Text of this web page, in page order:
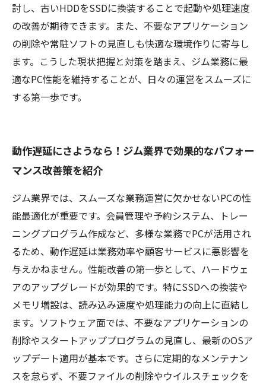
討し、古いHDDをSSDに換装することで起動や処理速度
の改善が期待できます。また、不要なアプリケーション
の削除や常駐ソフトの見直しも快適な環境作りに寄与し
ます。こうした現状把握と対策を踏まえ、ジム業務に最
適なPC性能を維持することが、日々の運営をスムーズに
する第一歩です。
動作遅延にさようなら！ジム業界で効果的なパフォー
マンス改善策を紹介
ジム業界では、スムーズな業務運営に欠かせないPCの性
能最適化が重要です。会員管理や予約システム、トレー
ニングプログラム作成など、多様な業務でPCが活用され
るため、動作遅延は業務効率や顧客サービスに悪影響を
与えかねません。性能改善の第一歩として、ハードウェ
アのアップグレードが効果的です。特にSSDへの換装や
メモリ増設は、読み込み速度や処理能力の向上に直結し
ます。ソフトウェア面では、不要なアプリケーションの
削除やスタートアッププログラムの見直し、最新のOSア
ップデート適用が基本です。さらに定期的なメンテナン
スを怠らず、不要ファイルの削除やウイルスチェックを